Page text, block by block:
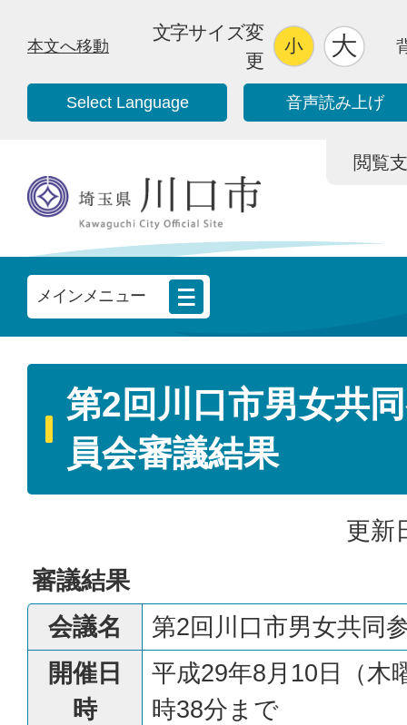
本文へ移動
文字サイズ変
更
Select Language 音声読み上げ
閲覧
メインメニュー
第2回川口市男女共
員会審議結果
更新
審議結果
会議名
第2回川口市男女共同
開催日
時
平成29年8月10日（木
時38分まで